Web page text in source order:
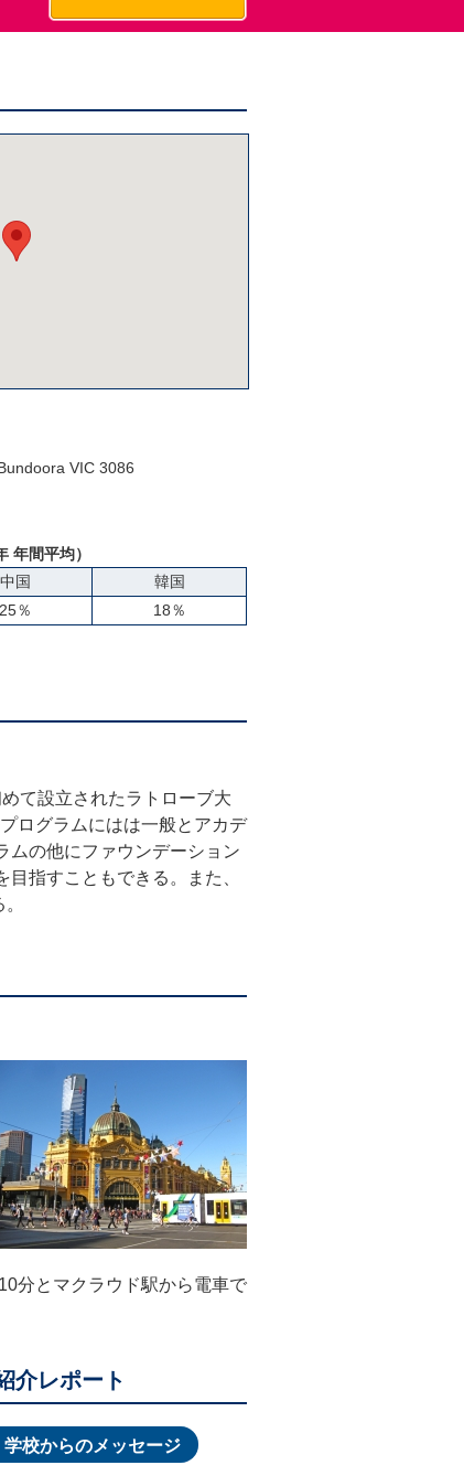
VIC 3086
年間平均）
中国
韓国
25％ 18％
て設立されたラトローブ大
ログラムにはは一般とアカデ
ムの他にファウンデーション
指すこともできる。また、
分とマクラウド駅から電車で
介レポート
学校からのメッセージ